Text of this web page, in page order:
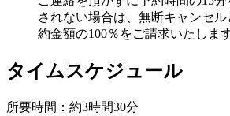
されない場合は、無断キャンセ
約金額の100％をご請求いたします
タイムスケジュール
所要時間：約3時間30分